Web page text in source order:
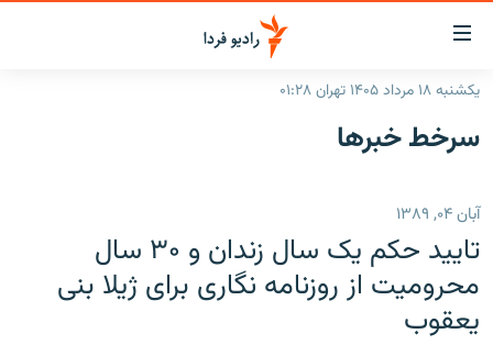
لینک‌های
قابلیت
دسترسی
بازگشت
اصلی
رفتن
صفحه
جستجو
ایران
رادیو
انتخاب کنید و بشنوید
برنامه‌های رادیویی
پادکست
چندرسانه‌ای
یکشنبه ۱۸ مرداد ۱۴۰۵ تهران ۰۱:۲۸
سرخط‌ خبرها
آبان ۰۴, ۱۳۸۹
تایید حکم يک سال زندان و ۳۰ سال
محروميت از روزنامه نگاری برای ژيلا بنی
يعقوب